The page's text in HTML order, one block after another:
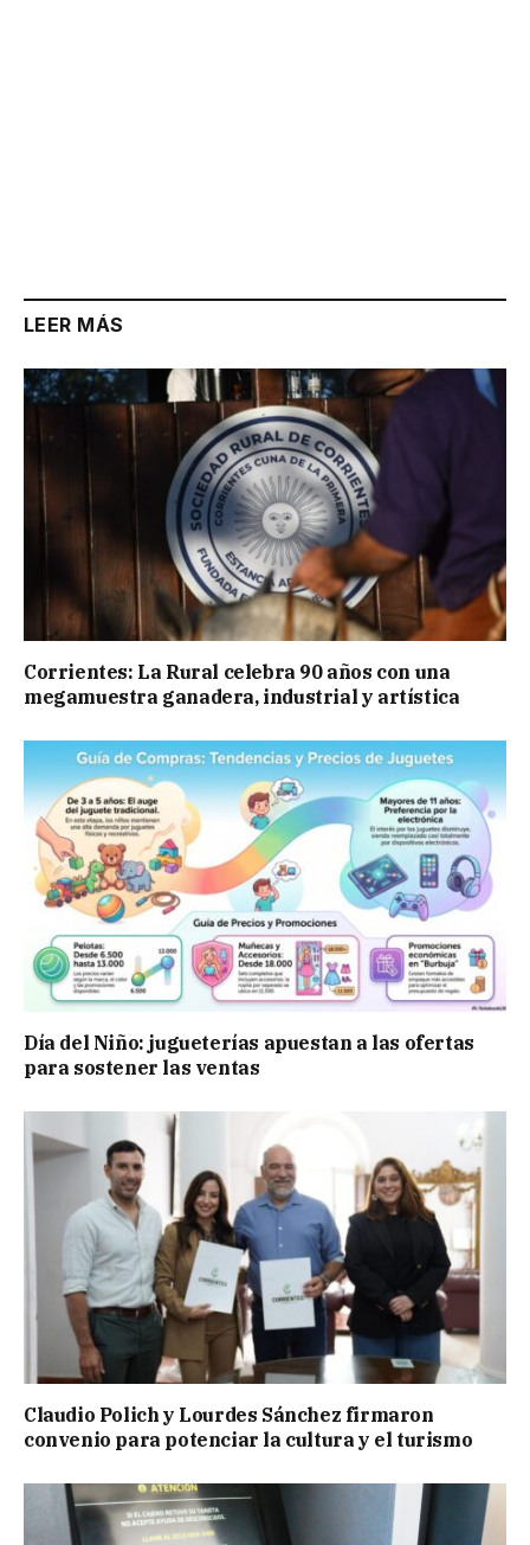
LEER MÁS
Corrientes: La Rural celebra 90 años con una
megamuestra ganadera, industrial y artística
Día del Niño: jugueterías apuestan a las ofertas
para sostener las ventas
Claudio Polich y Lourdes Sánchez firmaron
convenio para potenciar la cultura y el turismo